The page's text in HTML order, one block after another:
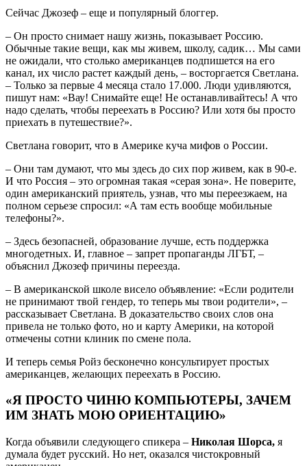
Сейчас Джозеф – еще и популярный блоггер.
– Он просто снимает нашу жизнь, показывает Россию.
Обычные такие вещи, как мы живем, школу, садик… Мы сами
не ожидали, что столько американцев подпишется на его
канал, их число растет каждый день, – восторгается Светлана.
– Только за первые 4 месяца стало 17.000. Люди удивляются,
пишут нам: «Вау! Снимайте еще! Не останавливайтесь! А что
надо сделать, чтобы переехать в Россию? Или хотя бы просто
приехать в путешествие?».
Светлана говорит, что в Америке куча мифов о России.
– Они там думают, что мы здесь до сих пор живем, как в 90-е.
И что Россия – это огромная такая «серая зона». Не поверите,
один американский приятель, узнав, что мы переезжаем, на
полном серьезе спросил: «А там есть вообще мобильные
телефоны?».
– Здесь безопасней, образование лучше, есть поддержка
многодетных. И, главное – запрет пропаганды ЛГБТ, –
объяснил Джозеф причины переезда.
– В американской школе висело объявление: «Если родители
не принимают твой гендер, то теперь мы твои родители», –
рассказывает Светлана. В доказательство своих слов она
привела не только фото, но и карту Америки, на которой
отмечены сотни клиник по смене пола.
И теперь семья Ройз бесконечно консультирует простых
американцев, желающих переехать в Россию.
«Я ПРОСТО ЧИНЮ КОМПЬЮТЕРЫ, ЗАЧЕМ
ИМ ЗНАТЬ МОЮ ОРИЕНТАЦИЮ»
Когда объявили следующего спикера – Николая Шорса, я
думала будет русский. Но нет, оказался чистокровный